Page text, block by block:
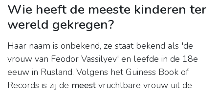
Wie heeft de meeste kinderen ter
wereld gekregen?
Haar naam is onbekend, ze staat bekend als 'de
vrouw van Feodor Vassilyev' en leefde in de 18e
eeuw in Rusland. Volgens het Guiness Book of
Records is zij de meestvruchtbare vrouw uit de